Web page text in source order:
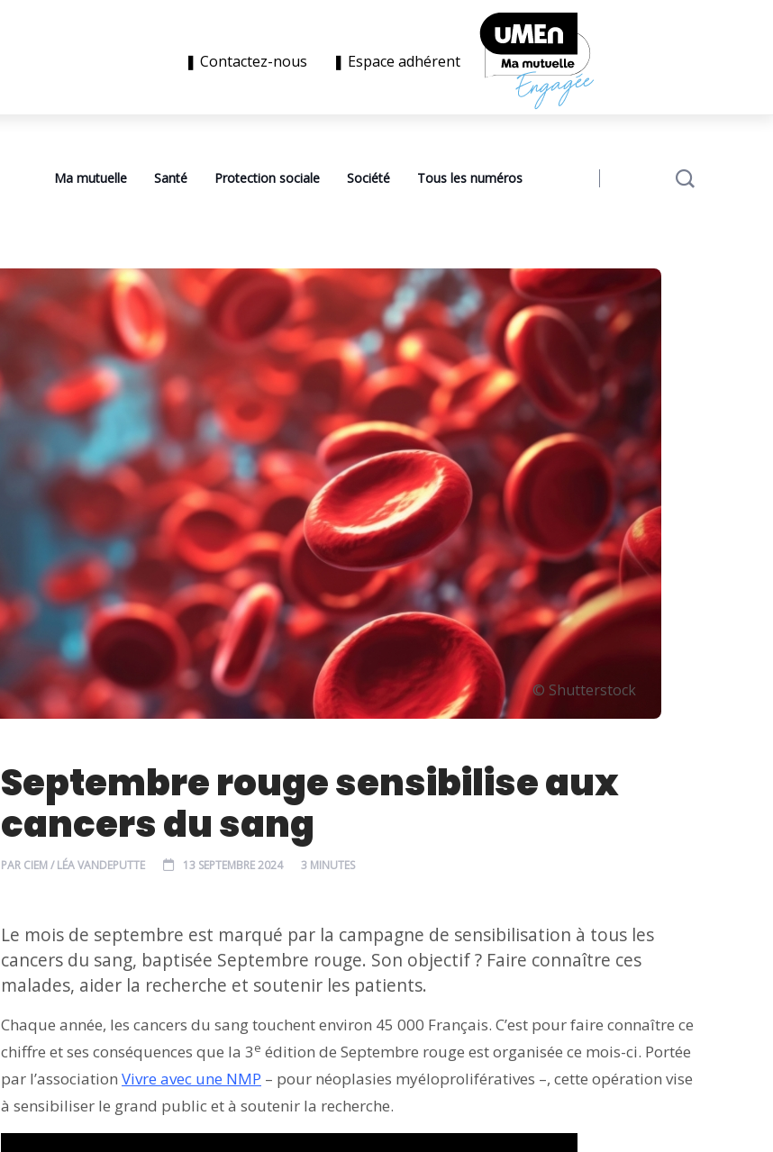
❚ Contactez-nous ❚ Espace adhérent
Ma mutuelle Santé Protection sociale Société Tous les numéros
© Shutterstock
Septembre rouge sensibilise aux
cancers du sang
PAR CIEM / LÉA VANDEPUTTE 13 SEPTEMBRE 2024 3 MINUTES
Le mois de septembre est marqué par la campagne de sensibilisation à tous les
cancers du sang, baptisée Septembre rouge. Son objectif ? Faire connaître ces
malades, aider la recherche et soutenir les patients.
Chaque année, les cancers du sang touchent environ 45 000 Français. C’est pour faire connaître ce
chiffre et ses conséquences que la 3e édition de Septembre rouge est organisée ce mois-ci. Portée
par l’association Vivre avec une NMP – pour néoplasies myéloprolifératives –, cette opération vise
à sensibiliser le grand public et à soutenir la recherche.